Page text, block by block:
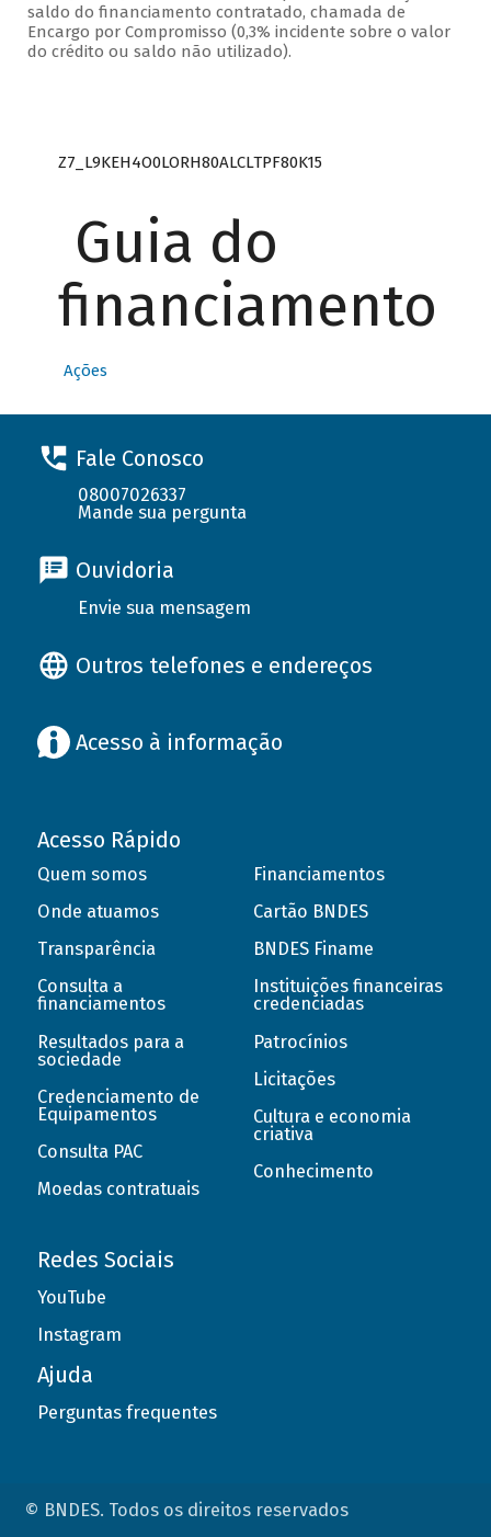
saldo do financiamento contratado, chamada de
Encargo por Compromisso (0,3% incidente sobre o valor
do crédito ou saldo não utilizado).
Z7_L9KEH4O0LORH80ALCLTPF80K15
Guia do
financiamento
Ações
Fale Conosco
08007026337
Mande sua pergunta
Ouvidoria
Envie sua mensagem
Outros telefones e endereços
Acesso à informação
Acesso Rápido
Quem somos
Onde atuamos
Transparência
Consulta a
financiamentos
Resultados para a
sociedade
Credenciamento de
Equipamentos
Consulta PAC
Moedas contratuais
Financiamentos
Cartão BNDES
BNDES Finame
Instituições financeiras
credenciadas
Patrocínios
Licitações
Cultura e economia
criativa
Conhecimento
Redes Sociais
YouTube
Instagram
Ajuda
Perguntas frequentes
© BNDES. Todos os direitos reservados